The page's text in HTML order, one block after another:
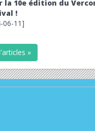
la 10e édition du
!
06-11]
»